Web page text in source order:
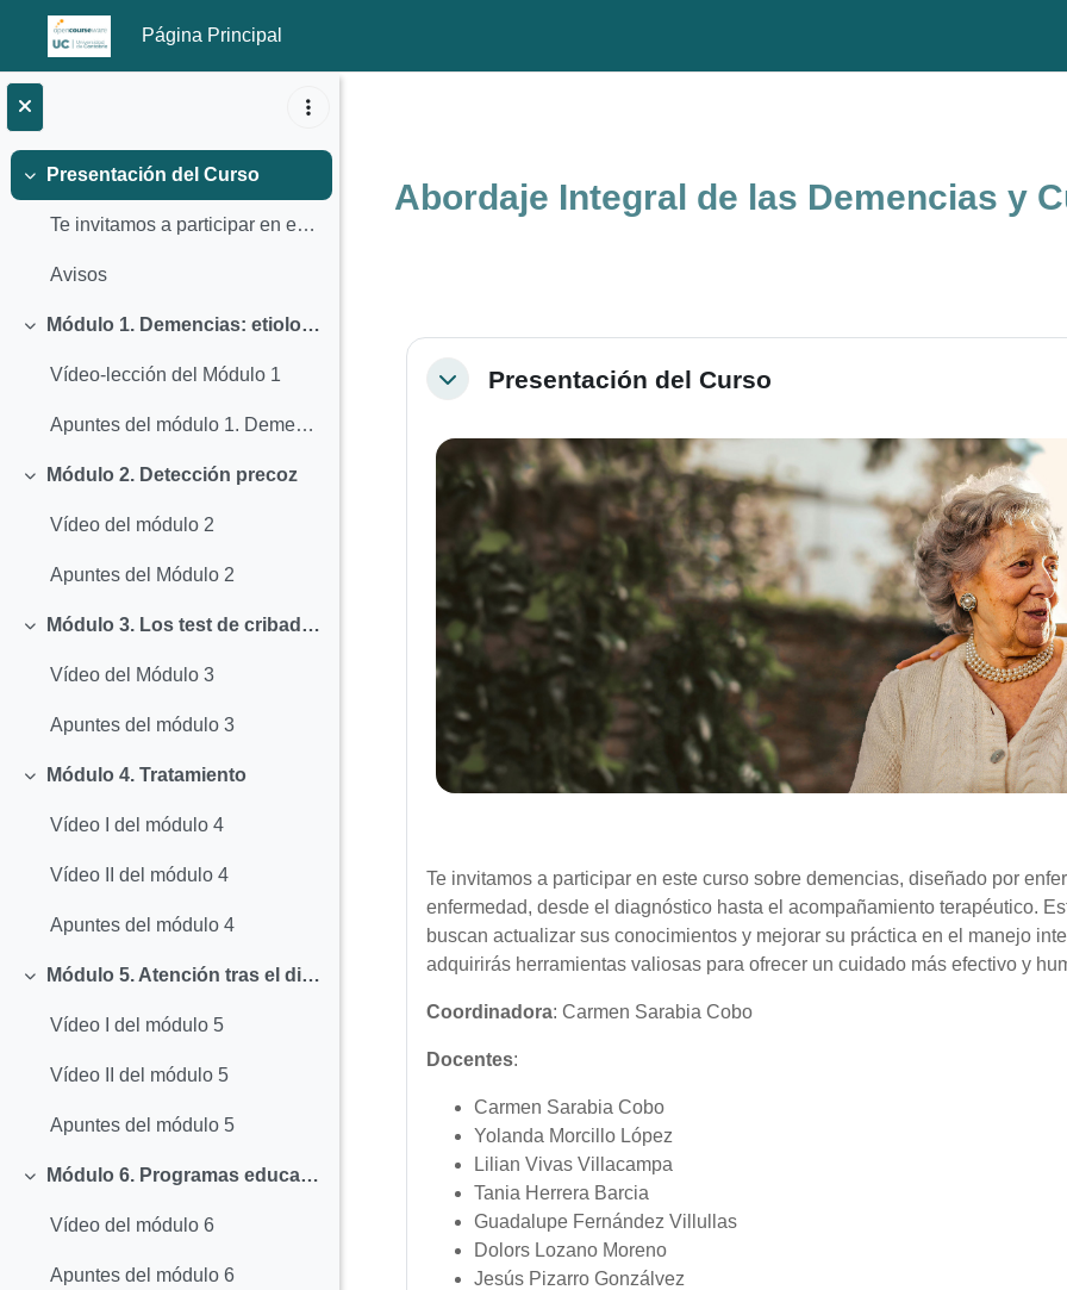
Salta al contenido principal
Página Principal
Colapsar
Presentación del Curso
Te invitamos a participar en este curso sobre deme...
Avisos
Colapsar
Módulo 1. Demencias: etiología, tipos, evolución
Vídeo-lección del Módulo 1
Apuntes del módulo 1. Demencias: etiología, tipos, evolución
Colapsar
Módulo 2. Detección precoz
Vídeo del módulo 2
Apuntes del Módulo 2
Colapsar
Módulo 3. Los test de cribado básicos en demencias
Vídeo del Módulo 3
Apuntes del módulo 3
Colapsar
Módulo 4. Tratamiento
Vídeo I del módulo 4
Vídeo II del módulo 4
Apuntes del módulo 4
Colapsar
Módulo 5. Atención tras el diagnostico
Vídeo I del módulo 5
Vídeo II del módulo 5
Apuntes del módulo 5
Colapsar
Módulo 6. Programas educativos específicos
Vídeo del módulo 6
Apuntes del módulo 6
Abordaje Integral de las Demencias y
Perfilado de sección
ColapsarPresentación del Curso
Te invitamos a participar en este curso sobre demencias, diseñado por
enfermedad, desde el diagnóstico hasta el acompañamiento terapéutico.
buscan actualizar sus conocimientos y mejorar su práctica en el manejo
adquirirás herramientas valiosas para ofrecer un cuidado más efectivo y
Coordinadora: Carmen Sarabia Cobo
Docentes:
Carmen Sarabia Cobo
Yolanda Morcillo López
Lilian Vivas Villacampa
Tania Herrera Barcia
Guadalupe Fernández Villullas
Dolors Lozano Moreno
Jesús Pizarro Gonzálvez